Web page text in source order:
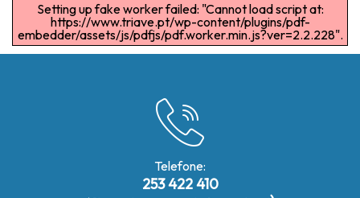
Setting up fake worker failed: "Cannot load script at:
https://www.triave.pt/wp-content/plugins/pdf-
embedder/assets/js/pdfjs/pdf.worker.min.js?ver=2.2.228".
Telefone:
253 422 410